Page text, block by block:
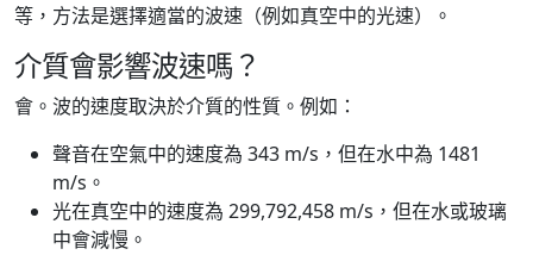
等，方法是選擇適當的波速（例如真空中的光速）。
介質會影響波速嗎？
會。波的速度取決於介質的性質。例如：
聲音在空氣中的速度為 343 m/s，但在水中為 1481
m/s。
光在真空中的速度為 299,792,458 m/s，但在水或玻璃
中會減慢。